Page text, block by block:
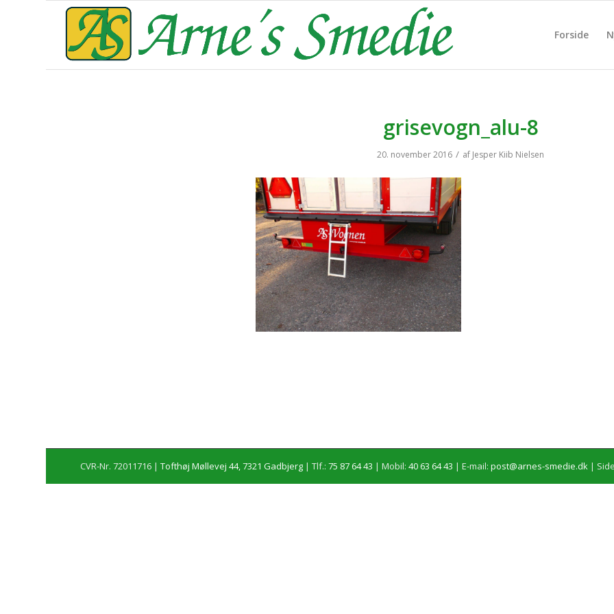
Forside
grisevogn_alu-8
20. november 2016 / af Jesper Kiib Nielsen
CVR-Nr. 72011716 |Tofthøj Møllevej 44, 7321 Gadbjerg | Tlf.:75 87 64 43 | Mobil:40 63 64 43 | E-mail:post@arnes-smedie.dk |